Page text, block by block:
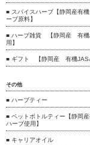
■ スパイスハーブ【静岡産有
ーブ原料】
■ ハーブ雑貨 【静岡産 有機
用】
■ ギフト 【静岡産 有機JAS
その他
■ ハーブティー
■ ペットボトルティー【静岡
ハーブ使用】
■ キャリアオイル